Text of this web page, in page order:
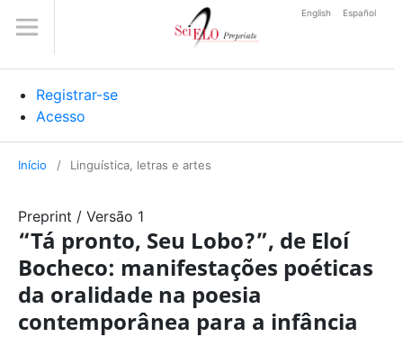
Registrar-se
Acesso
English Español
Início / Linguística, letras e artes
Preprint / Versão 1
“Tá pronto, Seu Lobo?”, de Eloí
Bocheco: manifestações poéticas
da oralidade na poesia
contemporânea para a infância